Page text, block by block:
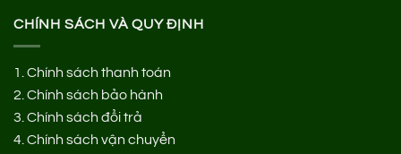
CHÍNH SÁCH VÀ QUY ĐỊNH
1. Chính sách thanh toán
2. Chính sách bảo hành
3. Chính sách đổi trả
4. Chính sách vận chuyển